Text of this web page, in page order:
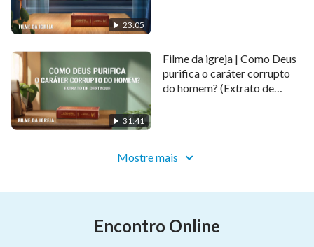
23:05
31:41
Filme da igreja | Como Deus
purifica o caráter corrupto
do homem? (Extrato de
Mostre mais
Encontro Online